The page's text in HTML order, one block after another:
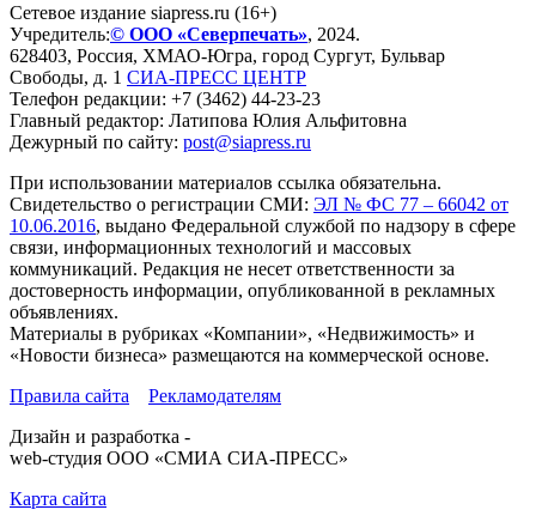
Сетевое издание siapress.ru (16+)
Учредитель:© ООО «Северпечать», 2024.
628403, Россия, ХМАО-Югра, город Сургут, Бульвар
Свободы, д. 1 СИА-ПРЕСС ЦЕНТР
Телефон редакции: +7 (3462) 44-23-23
Главный редактор: Латипова Юлия Альфитовна
Дежурный по сайту: post@siapress.ru
При использовании материалов ссылка обязательна.
Свидетельство о регистрации СМИ: ЭЛ № ФС 77 – 66042 от
10.06.2016, выдано Федеральной службой по надзору в сфере
связи, информационных технологий и массовых
коммуникаций. Редакция не несет ответственности за
достоверность информации, опубликованной в рекламных
объявлениях.
Материалы в рубриках «Компании», «Недвижимость» и
«Новости бизнеса» размещаются на коммерческой основе.
Правила сайта
Рекламодателям
Дизайн и разработка -
web-студия ООО «СМИА СИА-ПРЕСС»
Карта сайта